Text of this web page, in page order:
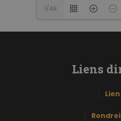
1/48
Liens
Lien